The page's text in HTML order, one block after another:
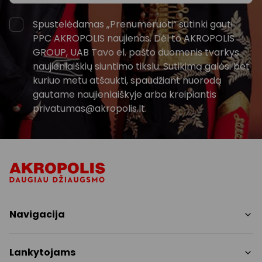
Spustelėdamas „Prenumeruoti“ sutinki gauti
PPC AKROPOLIS naujienas. Dėl to AKROPOLIS
GROUP, UAB Tavo el. pašto duomenis tvarkys
naujienlaiškių siuntimo tikslu. Sutikimą galėsi bet
kuriuo metu atšaukti, spaudžiant nuorodą
gautame naujienlaiškyje arba kreipiantis
privatumas@akropolis.lt.
Navigacija
Paslaugos
Lankytojams